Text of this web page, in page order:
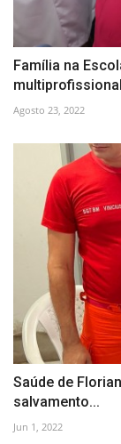
Família na
Agosto 23, 2022
Saúde de
salvamento...
Jun 1, 2022